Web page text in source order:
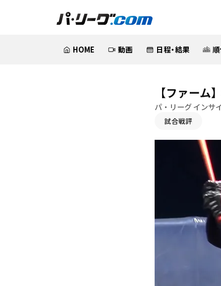
HOME 動画 日程・結果
【ファー
パ・リーグ インサ
試合戦評